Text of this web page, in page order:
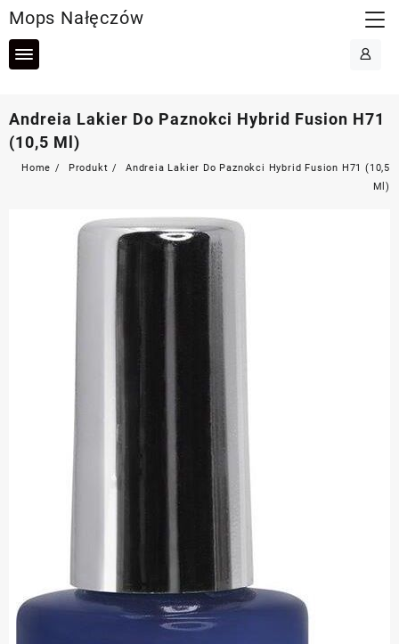
to
content
Mops Nałęczów
Andreia Lakier Do Paznokci Hybrid Fusion H71
(10,5 Ml)
Home Produkt
Andreia Lakier Do Paznokci Hybrid Fusion H71 (10,5
Ml)